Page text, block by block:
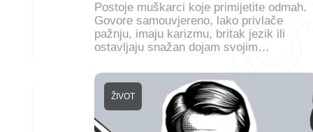
Postoje muškarci koje primijetite odmah.
Govore samouvjereno, lako privlače
pažnju, imaju karizmu, britak jezik ili
ostavljaju snažan dojam svojim…
ŽIVOT